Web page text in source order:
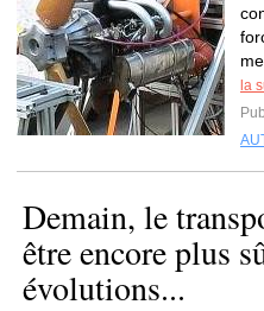
la
Demain, le
être encore plus
évolutions...